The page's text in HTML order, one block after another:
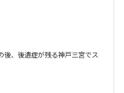
後、後遺症が残る神戸三宮でス